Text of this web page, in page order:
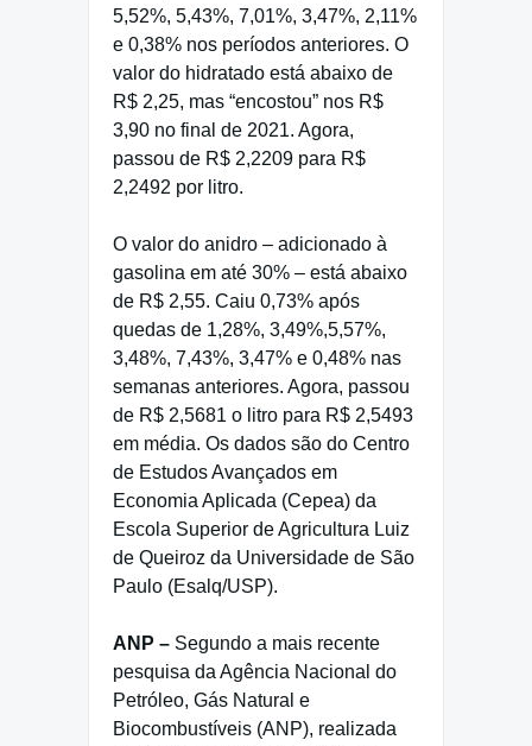
5,52%, 5,43%, 7,01%, 3,47%, 2,11%
e 0,38% nos períodos anteriores. O
valor do hidratado está abaixo de
R$ 2,25, mas “encostou” nos R$
3,90 no final de 2021. Agora,
passou de R$ 2,2209 para R$
2,2492 por litro.
O valor do anidro – adicionado à
gasolina em até 30% – está abaixo
de R$ 2,55. Caiu 0,73% após
quedas de 1,28%, 3,49%,5,57%,
3,48%, 7,43%, 3,47% e 0,48% nas
semanas anteriores. Agora, passou
de R$ 2,5681 o litro para R$ 2,5493
em média. Os dados são do Centro
de Estudos Avançados em
Economia Aplicada (Cepea) da
Escola Superior de Agricultura Luiz
de Queiroz da Universidade de São
Paulo (Esalq/USP).
ANP – Segundo a mais recente
pesquisa da Agência Nacional do
Petróleo, Gás Natural e
Biocombustíveis (ANP), realizada